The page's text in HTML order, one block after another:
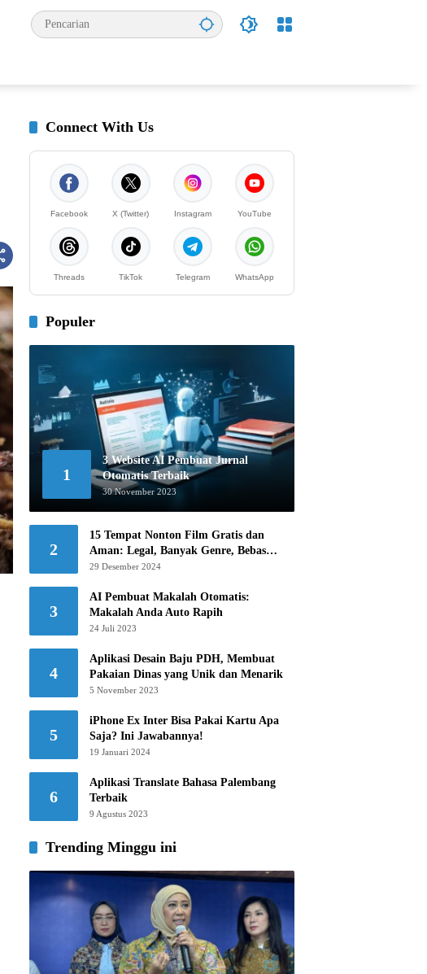
Connect With Us
Facebook X (Twitter) Instagram YouTube
Threads TikTok Telegram WhatsApp
Populer
1
3 Website AI Pembuat Jurnal
Otomatis Terbaik
30 November 2023
2
15 Tempat Nonton Film Gratis dan
Aman: Legal, Banyak Genre, Bebas
Khawatir!
29 Desember 2024
3
AI Pembuat Makalah Otomatis:
Makalah Anda Auto Rapih
24 Juli 2023
4
Aplikasi Desain Baju PDH, Membuat
Pakaian Dinas yang Unik dan Menarik
5 November 2023
5
iPhone Ex Inter Bisa Pakai Kartu Apa
Saja? Ini Jawabannya!
19 Januari 2024
6
Aplikasi Translate Bahasa Palembang
Terbaik
9 Agustus 2023
Trending Minggu ini